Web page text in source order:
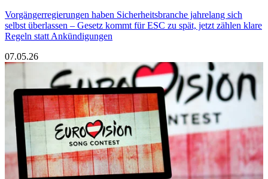
Vorgängerregierungen haben Sicherheitsbranche jahrelang sich
selbst überlassen – Gesetz kommt für ESC zu spät, jetzt zählen klare
Regeln statt Ankündigungen
07.05.26